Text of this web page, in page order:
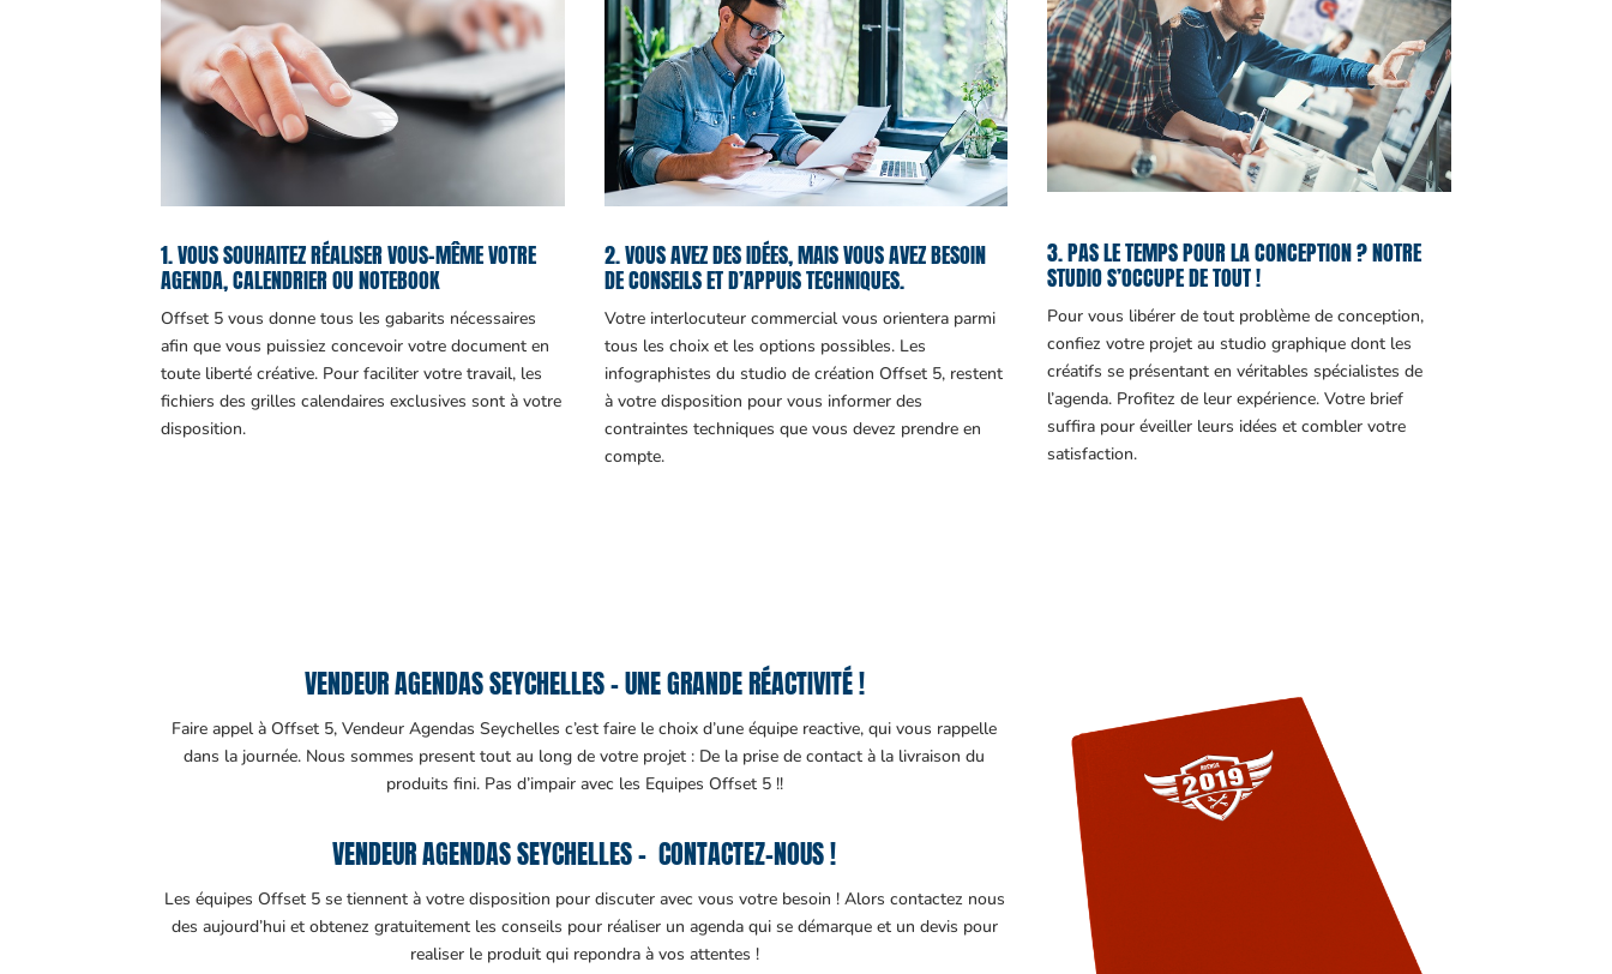
1. VOUS SOUHAITEZ RÉALISER VOUS-MÊME VOTRE
AGENDA, CALENDRIER OU NOTEBOOK
Offset 5 vous donne tous les gabarits nécessaires
afin que vous puissiez concevoir votre document en
toute liberté créative. Pour faciliter votre travail, les
fichiers des grilles calendaires exclusives sont à votre
disposition.
2. VOUS AVEZ DES IDÉES, MAIS VOUS AVEZ BESOIN
DE CONSEILS ET D’APPUIS TECHNIQUES.
Votre interlocuteur commercial vous orientera parmi
tous les choix et les options possibles. Les
infographistes du studio de création Offset 5, restent
à votre disposition pour vous informer des
contraintes techniques que vous devez prendre en
compte.
3. PAS LE TEMPS POUR LA CONCEPTION ? NOTRE
STUDIO S’OCCUPE DE TOUT !
Pour vous libérer de tout problème de conception,
confiez votre projet au studio graphique dont les
créatifs se présentant en véritables spécialistes de
l’agenda. Profitez de leur expérience. Votre brief
suffira pour éveiller leurs idées et combler votre
satisfaction.
VENDEUR AGENDAS SEYCHELLES – UNE GRANDE RÉACTIVITÉ !
Faire appel à Offset 5, Vendeur Agendas Seychelles c’est faire le choix d’une équipe reactive, qui vous rappelle
dans la journée. Nous sommes present tout au long de votre projet : De la prise de contact à la livraison du
produits fini. Pas d’impair avec les Equipes Offset 5 !!
VENDEUR AGENDAS SEYCHELLES – CONTACTEZ-NOUS !
Les équipes Offset 5 se tiennent à votre disposition pour discuter avec vous votre besoin ! Alors contactez nous
des aujourd’hui et obtenez gratuitement les conseils pour réaliser un agenda qui se démarque et un devis pour
realiser le produit qui repondra à vos attentes !